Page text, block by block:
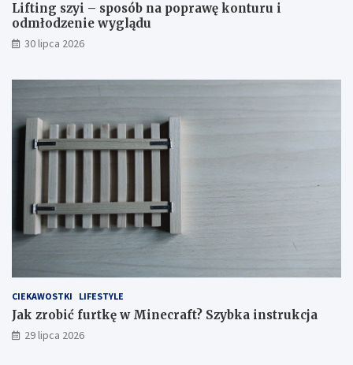
Lifting szyi – sposób na poprawę konturu i
odmłodzenie wyglądu
30 lipca 2026
CIEKAWOSTKI LIFESTYLE
Jak zrobić furtkę w Minecraft? Szybka instrukcja
29 lipca 2026